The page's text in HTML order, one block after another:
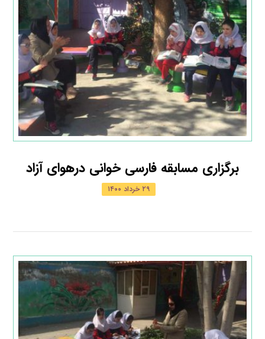
برگزاری مسابقه فارسي خواني درهواي آزاد
۲۹ خرداد ۱۴۰۰